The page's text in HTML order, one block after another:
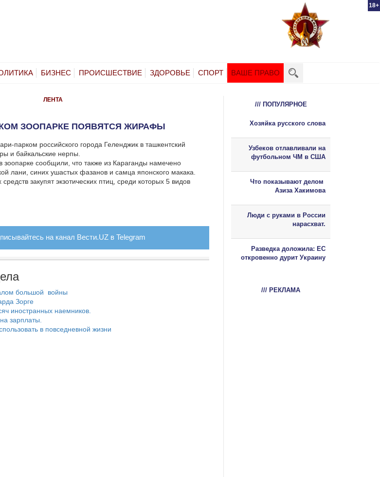
18+
БИЗНЕС ПРОИСШЕСТВИЕ ЗДОРОВЬЕ СПОРТ ВАШЕ ПРАВО
ЛЕНТА
ЗООПАРКЕ ПОЯВЯТСЯ ЖИРАФЫ
парком российского города Геленджик в ташкентский
и байкальские нерпы.
сообщили, что также из Караганды намечено
лани, синих ушастых фазанов и самца японского макака.
закупят экзотических птиц, среди которых 5 видов
на канал Вести.UZ в Telegram
большой войны
Зорге
иностранных наемников.
зарплаты.
в повседневной жизни
/// ПОПУЛЯРНОЕ
Хозяйка русского слова
Узбеков отлавливали на
футбольном ЧМ в США
Что показывают делом
Азиза Хакимова
Люди с руками в России
нарасхват.
Разведка доложила: ЕС
откровенно дурит Украину
/// РЕКЛАМА